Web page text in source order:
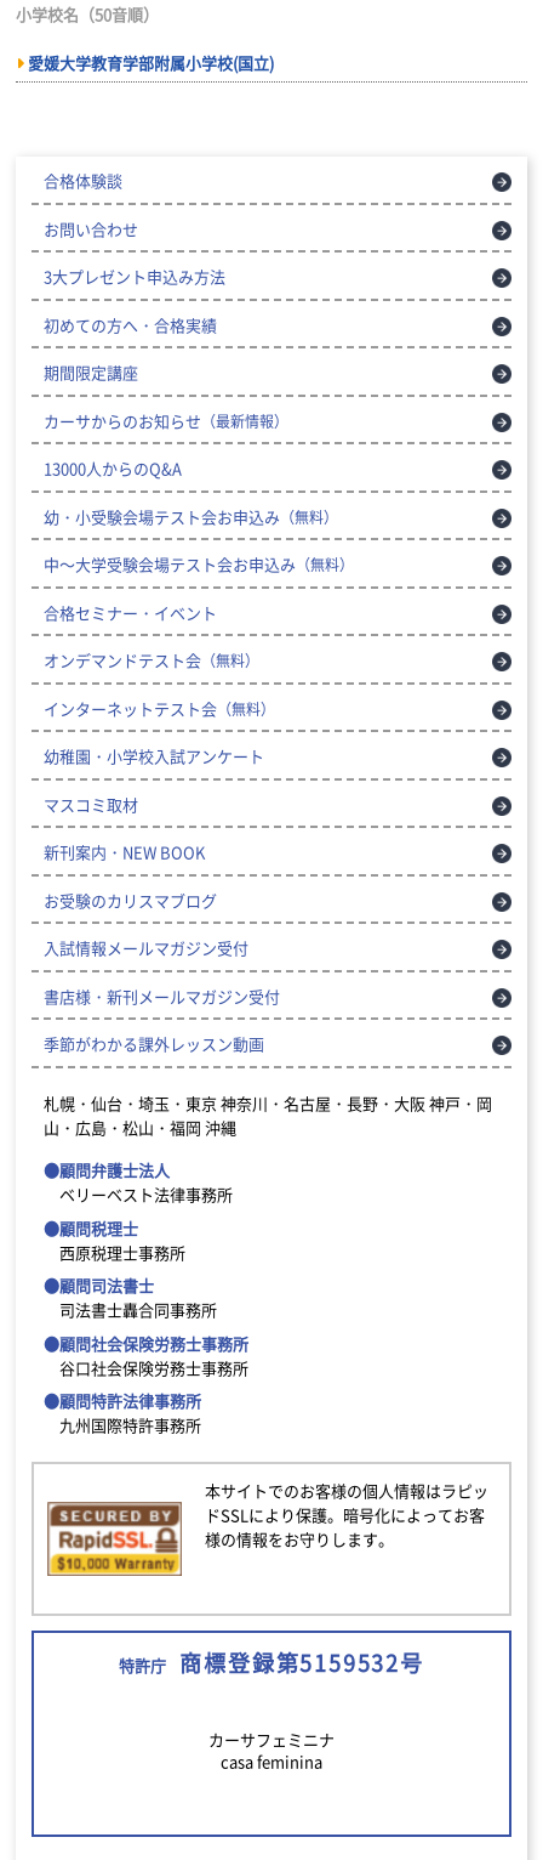
小学校名（50音順）
愛媛大学教育学部附属小学校(国立)
合格体験談
お問い合わせ
3大プレゼント申込み方法
初めての方へ・合格実績
期間限定講座
カーサからのお知らせ （最新情報）
13000人からのQ&A
幼・小受験会場テスト会お申込み （無料）
中～大学受験会場テスト会お申込み （無料）
合格セミナー・イベント
オンデマンドテスト会 （無料）
インターネットテスト会 （無料）
幼稚園・小学校入試アンケート
マスコミ取材
新刊案内・NEW BOOK
お受験のカリスマブログ
入試情報メールマガジン受付
書店様・新刊メールマガジン受付
季節がわかる課外レッスン動画
札幌・仙台・埼玉・東京神奈川・名古屋・長野・大阪神戸・岡
山・広島・松山・福岡 沖縄
●顧問弁護士法人
ベリーベスト法律事務所
●顧問税理士
西原税理士事務所
●顧問司法書士
司法書士轟合同事務所
●顧問社会保険労務士事務所
谷口社会保険労務士事務所
●顧問特許法律事務所
九州国際特許事務所
本サイトでのお客様の個人情報はラピッ
ドSSLにより保護。暗号化によってお客
様の情報をお守りします。
特許庁 商標登録第5159532号
カーサフェミニナ
casa feminina